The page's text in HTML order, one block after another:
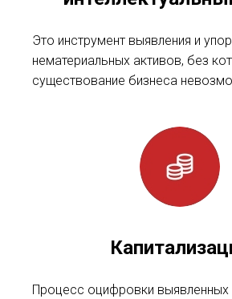
Это инструмент выявления и
нематериальных активов, без
существование бизнеса
Процесс оцифровки выявленных